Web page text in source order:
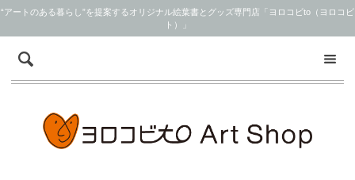
“アートのある暮らし”を提案するオリジナル絵葉書とグッズ専門店「ヨロコビto（ヨロコビ
ト）」